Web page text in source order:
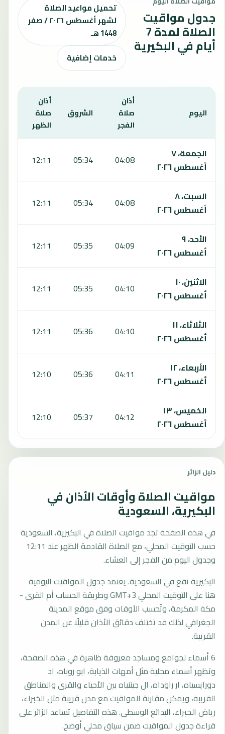
جدول مواقيت
الصلاة لمدة 7
أيام في البكيرية
تحميل مواعيد الصلاة
لشهر أغسطس ٢٠٢٦ / صفر
1448 هـ
خدمات إضافية
اليوم
أذان
صلاة
الفجر
الشروق
أذان
صلاة
الظهر
الجمعة، ٧
أغسطس ٢٠٢٦
04:08
05:34
12:11
السبت، ٨
أغسطس ٢٠٢٦
04:08
05:34
12:11
الأحد، ٩
أغسطس ٢٠٢٦
04:09
05:35
12:11
الاثنين، ١٠
أغسطس ٢٠٢٦
04:10
05:35
12:11
الثلاثاء، ١١
أغسطس ٢٠٢٦
04:10
05:36
12:11
الأربعاء، ١٢
أغسطس ٢٠٢٦
04:11
05:36
12:10
الخميس، ١٣
أغسطس ٢٠٢٦
04:12
05:37
12:10
دليل الزائر
مواقيت الصلاة وأوقات الأذان في
البكيرية، السعودية
في هذه الصفحة تجد مواقيت الصلاة في البكيرية، السعودية
حسب التوقيت المحلي، مع الصلاة القادمة الظهر عند 12:11
وجدول اليوم من الفجر إلى العشاء.
البكيرية تقع في السعودية. يعتمد جدول المواقيت اليومية
هنا على التوقيت المحلي GMT+3 وطريقة الحساب أم القرى -
مكة المكرمة، وتُحسب الأوقات وفق موقع المدينة
الجغرافي لذلك قد تختلف دقائق الأذان قليلًا عن المدن
القريبة.
6 أسماء لجوامع ومساجد معروفة ظاهرة في هذه الصفحة،
وتظهر أسماء محلية مثل أمهات الذيابة، ابو روباه، اد
دورايسياه، ار راوداه، ال جيننياه بين الأحياء والقرى والمناطق
القريبة، ويمكن مقارنة المواقيت مع مدن قريبة مثل الخبراء،
رياض الخبراء، البدائع الوسطى. هذه التفاصيل تساعد الزائر على
قراءة جدول المواقيت ضمن سياق محلي أوضح.